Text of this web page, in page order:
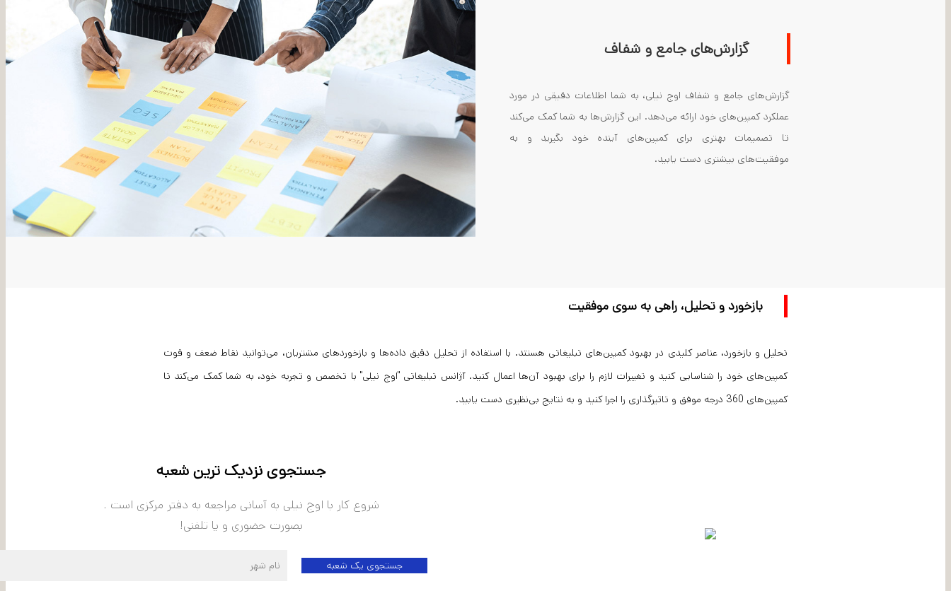
گزارش‌های جامع و شفاف
گزارش‌های جامع و شفاف اوج نیلی، به شما اطلاعات دقیقی در مورد
عملکرد کمپین‌های خود ارائه می‌دهد. این گزارش‌ها به شما کمک می‌کند
تا تصمیمات بهتری برای کمپین‌های آینده خود بگیرید و به
موفقیت‌های بیشتری دست یابید.
بازخورد و تحلیل، راهی به سوی موفقیت
تحلیل و بازخورد، عناصر کلیدی در بهبود کمپین‌های تبلیغاتی هستند. با استفاده از تحلیل دقیق داده‌ها و بازخوردهای مشتریان، می‌توانید نقاط ضعف و قوت
کمپین‌های خود را شناسایی کنید و تغییرات لازم را برای بهبود آن‌ها اعمال کنید. آژانس تبلیغاتی "اوج نیلی" با تخصص و تجربه خود، به شما کمک می‌کند تا
کمپین‌های 360 درجه موفق و تاثیرگذاری را اجرا کنید و به نتایج بی‌نظیری دست یابید
.
جستجوی نزدیک ترین شعبه
شروع کار با اوج نیلی به آسانی مراجعه به دفتر مرکزی است .
بصورت حضوری و یا تلفنی!